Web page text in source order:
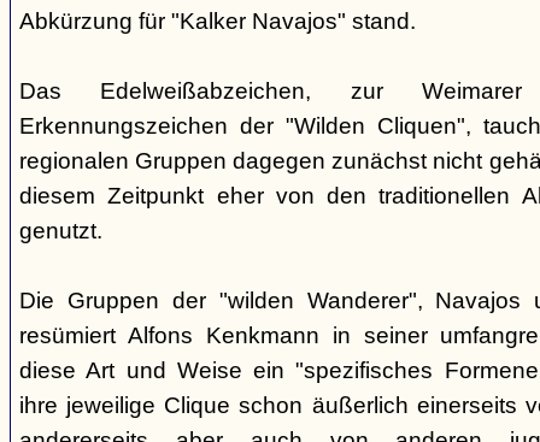
Abkürzung für "Kalker Navajos" stand.
Das Edelweißabzeichen, zur
Erkennungszeichen der "Wilden Cliquen",
regionalen Gruppen dagegen zunächst nicht
diesem Zeitpunkt eher von den traditionellen
genutzt.
Die Gruppen der "wilden Wanderer", Navajos
resümiert Alfons Kenkmann in seiner
diese Art und Weise ein "spezifisches
ihre jeweilige Clique schon äußerlich einerseits